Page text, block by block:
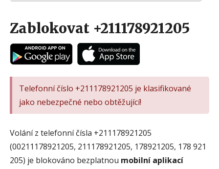
Zablokovat +211178921205
Telefonní číslo +211178921205 je klasifikované
jako nebezpečné nebo obtěžující!
Volání z telefonní čísla +211178921205
(00211178921205, 211178921205, 178921205, 178 921
205) je blokováno bezplatnou mobilní aplikací